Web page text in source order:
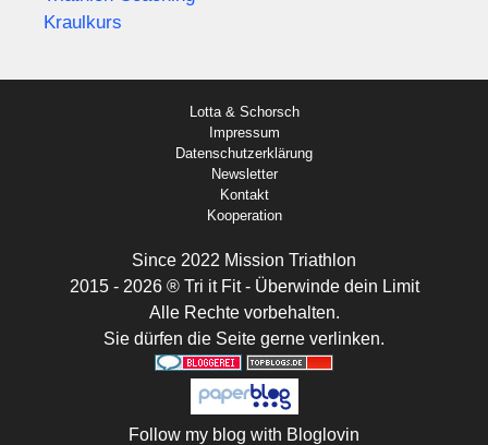
Kraulkurs
Lotta & Schorsch
Impressum
Datenschutzerklärung
Newsletter
Kontakt
Kooperation
Since 2022 Mission Triathlon
2015 - 2026 ® Tri it Fit - Überwinde dein Limit
Alle Rechte vorbehalten.
Sie dürfen die Seite gerne verlinken.
Follow my blog with Bloglovin